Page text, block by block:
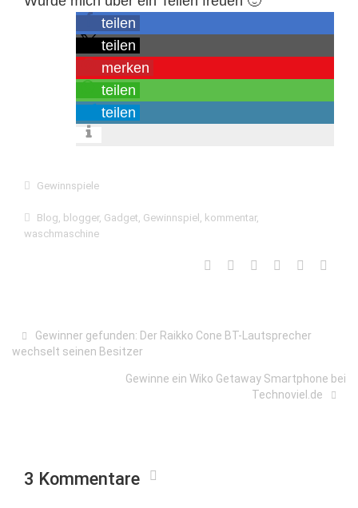
teilen
teilen
merken
teilen
teilen
Gewinnspiele
Blog, blogger, Gadget, Gewinnspiel , kommentar,
waschmaschine
Gewinner gefunden: Der Raikko Cone BT-Lautsprecher
wechselt seinen Besitzer
Gewinne ein Wiko Getaway Smartphone bei
Technoviel.de
3 Kommentare